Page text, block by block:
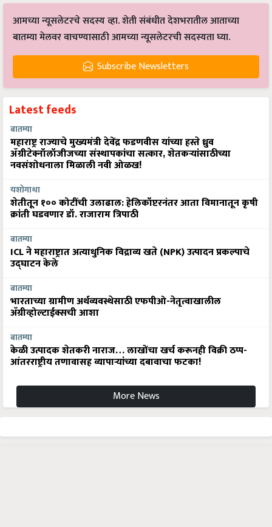
आमच्या न्यूसलेटरचे सदस्य व्हा. शेती संबंधीत देशभरातील आताच्या
बातम्या मेलवर वाचण्यासाठी आमच्या न्यूसलेटरची सदस्यता घ्या.
Subscribe Newsletters
Latest feeds
बातम्या
महाराष्ट्र राज्याचे मुख्यमंत्री देवेंद्र फडणवीस यांच्या हस्ते ध्रुव
ॲग्रीटेक्नॉलॉजीजच्या संस्थापकांचा सत्कार, शेतकऱ्यांसाठीच्या
नवसंशोधनाला मिळाली नवी ओळख!
यशोगाथा
शेतीतून १०० कोटींची उलाढाल: हेलिकॉप्टरनंतर आता विमानातून कृषी
क्रांती घडवणार डॉ. राजाराम त्रिपाठी
बातम्या
ICL ने महाराष्ट्रात अत्याधुनिक विद्राव्य खते (NPK) उत्पादन प्रकल्पाचे
उद्घाटन केले
बातम्या
भारताच्या ग्रामीण अर्थव्यवस्थेसाठी एफपीओ-नेतृत्वाखालील
अ‍ॅग्रीव्होल्टाईक्सची आशा
बातम्या
केळी उत्पादक शेतकरी नाराज… लाखोंचा खर्च करूनही विक्री ठप्प-
आंतरराष्ट्रीय तणावासह व्यापाऱ्यांच्या दबावाचा फटका!
More News